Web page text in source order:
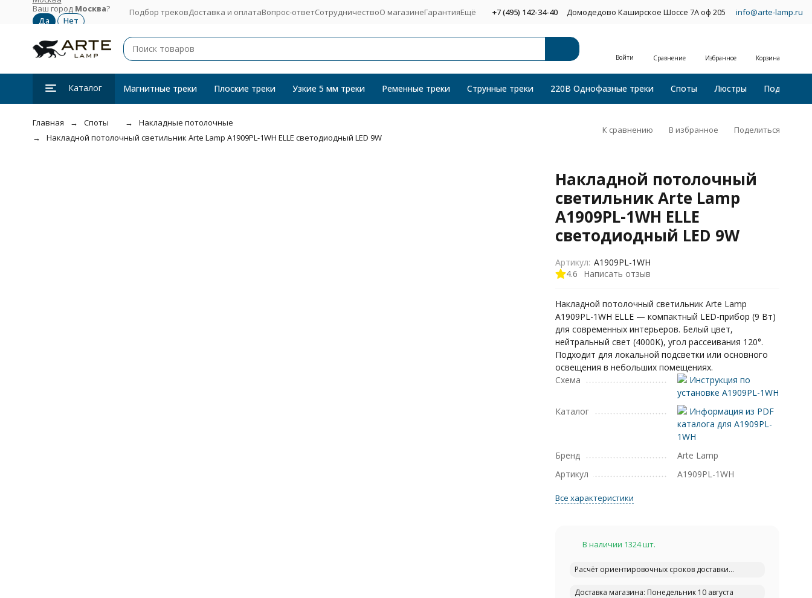
Ваш город Москва? Подбор трековДоставка и оплатаВопрос-ответСотрудничествоО магазинеГарантияЕщё +7 (495) 142-34-40 Домодедово Каширское Шоссе 7А оф 205 info@arte-lamp.ru
Войти Сравнение Избранное Корзина
Каталог Магнитные треки Плоские треки Узкие 5 мм треки Ременные треки Струнные треки 220В Однофазные треки Споты Люстры Подвесные
Главная Споты
Накладные потолочные
Накладной потолочный светильник Arte Lamp A1909PL-1WH ELLE светодиодный LED 9W
К сравнению В избранное Поделиться
Накладной потолочный
светильник Arte Lamp
A1909PL-1WH ELLE
светодиодный LED 9W
4.6 Написать отзыв
Артикул: A1909PL-1WH
Накладной потолочный светильник Arte Lamp
A1909PL-1WH ELLE — компактный LED-прибор (9 Вт)
для современных интерьеров. Белый цвет,
нейтральный свет (4000K), угол рассеивания 120°.
Подходит для локальной подсветки или основного
освещения в небольших помещениях.
Схема
Инструкция по
установке A1909PL-1WH
Каталог
Информация из PDF
каталога для A1909PL-
1WH
Бренд
Arte Lamp
Артикул
A1909PL-1WH
Все характеристики
В наличии 1324 шт.
Расчёт ориентировочных сроков доставки...
Доставка магазина: Понедельник 10 августа